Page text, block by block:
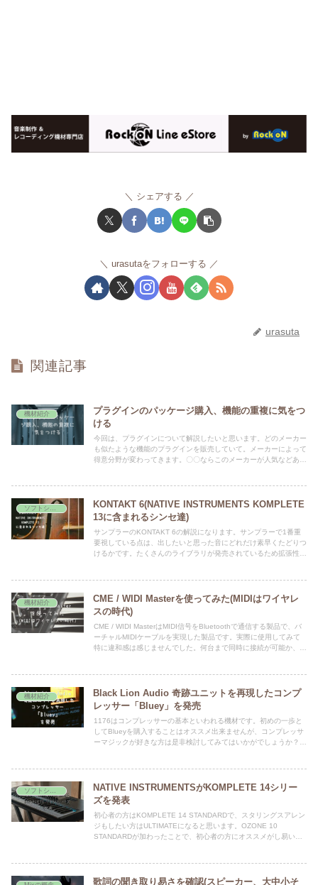
シェアする
urasutaをフォローする
urasuta
関連記事
機材紹介
プラグインのパッケージ購入、機能の重複に気をつ
ける
今回は、プラグインについて解説したいと思います。どのメーカー
も似たような機能のプラグインを販売していて。メーカーによって
得意分野が変わってきます。〇〇ならこのメーカーが人気などあり
KONTAKT 6(NATIVE INSTRUMENTS KOMPLETE
13に含まれるシンセ達)
サンプラーのKONTAKT 6の解説になります。サンプラーで1番重
要視している点は、出したいと思った音にどれだけ素早くたどりつ
けるかです。たくさんのライブラリが発売されているため拡張性も
機材紹介
CME / WIDI Masterを使ってみた(MIDIはワイヤレ
スの時代)
CME / WIDI MasterはMIDI信号をBluetoothで通信する製品で、バ
ーチャルMIDIケーブルを実現した製品です。実際に使用してみて
特に違和感は感じませんでした。何台まで同時に接続が可能か、今
機材紹介
Black Lion Audio 奇跡ユニットを再現したコンプ
レッサー「Bluey」を発売
1176はコンプレッサーの基本といわれる機材です。初めの一歩と
してBlueyを購入することはオススメ出来ませんが、コンプレッサ
ーマジックが好きな方は是非検討してみてはいかがでしょうか？
ソフトシンセ
NATIVE INSTRUMENTSがKOMPLETE 14シリー
ズを発表
初心者の方はKOMPLETE 14 STANDARDで、スタリングスアレン
ジもしたい方はULTIMATEになると思います。OZONE 10
STANDARDが加わったことで、初心者の方にオススメがし易いバ
歌詞の聞き取り易さを確認(スピーカー、大中小そ